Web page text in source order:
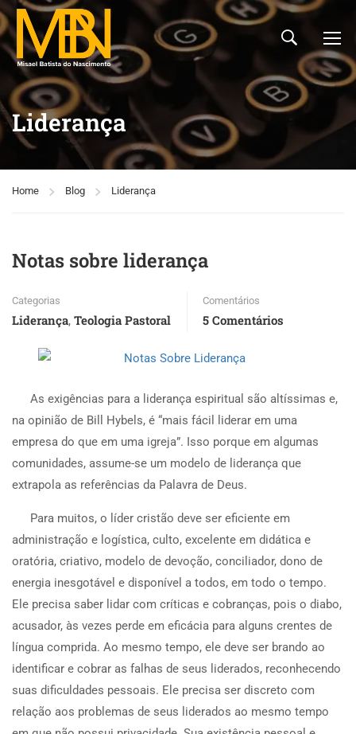
Liderança
Home Blog Liderança
Notas sobre liderança
Categorias
Liderança, Teologia Pastoral
Comentários
5 Comentários
As exigências para a liderança espiritual são altíssimas e,
na opinião de Bill Hybels, é “mais fácil liderar em uma
empresa do que em uma igreja”. Isso porque em algumas
comunidades, assume-se um modelo de liderança que
extrapola as referências da Palavra de Deus.
Para muitos, o líder cristão deve ser eficiente em
administração e logística, culto, excelente em didática e
oratória, criativo, modelo de devoção, conciliador, dono de
energia inesgotável e disponível a todos, em todo o tempo.
Ele precisa saber lidar com críticas e cobranças, pois o diabo,
acusador, às vezes perde em eficácia para alguns crentes de
língua comprida. Ao mesmo tempo, ele deve ser brando ao
identificar e cobrar as falhas de seus liderados, reconhecendo
suas dificuldades pessoais. Ele precisa ser discreto com
relação aos problemas de seus liderados ao mesmo tempo